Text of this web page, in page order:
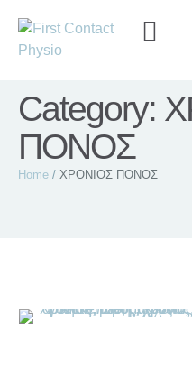
Category:
ΠΟΝΟΣ
Home / ΧΡΟΝΙΟΣ ΠΟΝΟΣ